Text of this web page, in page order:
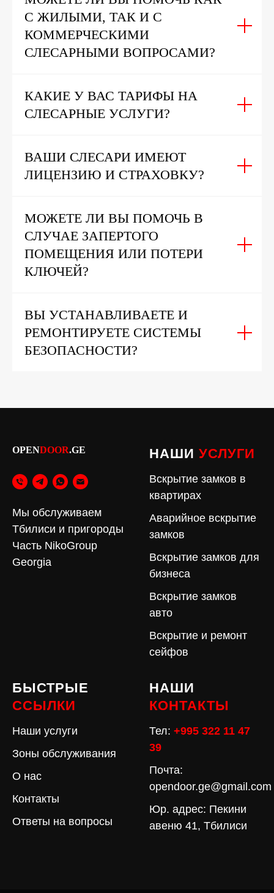
С ЖИЛЫМИ, ТАК И С
КОММЕРЧЕСКИМИ
СЛЕСАРНЫМИ ВОПРОСАМИ?
КАКИЕ У ВАС ТАРИФЫ НА
СЛЕСАРНЫЕ УСЛУГИ?
ВАШИ СЛЕСАРИ ИМЕЮТ
ЛИЦЕНЗИЮ И СТРАХОВКУ?
МОЖЕТЕ ЛИ ВЫ ПОМОЧЬ В
СЛУЧАЕ ЗАПЕРТОГО
ПОМЕЩЕНИЯ ИЛИ ПОТЕРИ
КЛЮЧЕЙ?
ВЫ УСТАНАВЛИВАЕТЕ И
РЕМОНТИРУЕТЕ СИСТЕМЫ
БЕЗОПАСНОСТИ?
OPENDOOR.GE
Мы обслуживаем
Тбилиси и пригороды
Часть NikoGroup
Georgia
НАШИ УСЛУГИ
Вскрытие замков в
квартирах
Аварийное вскрытие
замков
Вскрытие замков для
бизнеса
Вскрытие замков
авто
Вскрытие и ремонт
сейфов
БЫСТРЫЕ
ССЫЛКИ
Наши услуги
Зоны обслуживания
О нас
Контакты
Ответы на вопросы
НАШИ
КОНТАКТЫ
Тел: +995 322 11 47
39
Почта:
opendoor.ge@gmail.com
Юр. адрес: Пекини
авеню 41, Тбилиси